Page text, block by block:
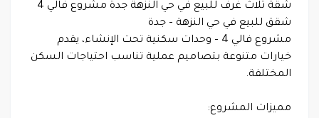
شقة ثلاث غرف للبيع في حي النزهة جدة مشروع فالي 4
شقق للبيع في حي النزهة – جدة
مشروع فالي 4 – وحدات سكنية تحت الإنشاء، يقدم
خيارات متنوعة بتصاميم عملية تناسب احتياجات السكن
المختلفة.
مميزات المشروع: